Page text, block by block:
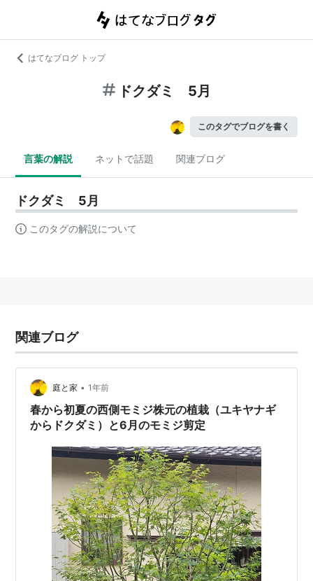
はてなブログ トップ
ドクダミ 5月
このタグでブログを書く
言葉の解説 ネットで話題 関連ブログ
ドクダミ 5月
このタグの解説について
関連ブログ
庭と家 • 1年前
春から初夏の西側モミジ株元の植栽（ユキヤナギ
からドクダミ）と6月のモミジ剪定